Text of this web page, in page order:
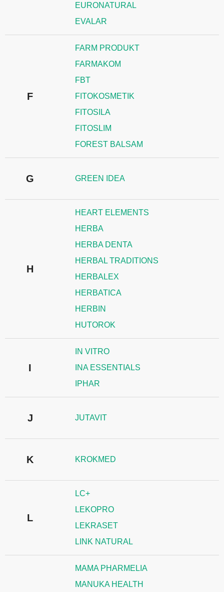
EURONATURAL
EVALAR
F
FARM PRODUKT
FARMAKOM
FBT
FITOKOSMETIK
FITOSILA
FITOSLIM
FOREST BALSAM
G GREEN IDEA
H
HEART ELEMENTS
HERBA
HERBA DENTA
HERBAL TRADITIONS
HERBALEX
HERBATICA
HERBIN
HUTOROK
I
IN VITRO
INA ESSENTIALS
IPHAR
J JUTAVIT
K KROKMED
L
LC+
LEKOPRO
LEKRASET
LINK NATURAL
MAMA PHARMELIA
MANUKA HEALTH